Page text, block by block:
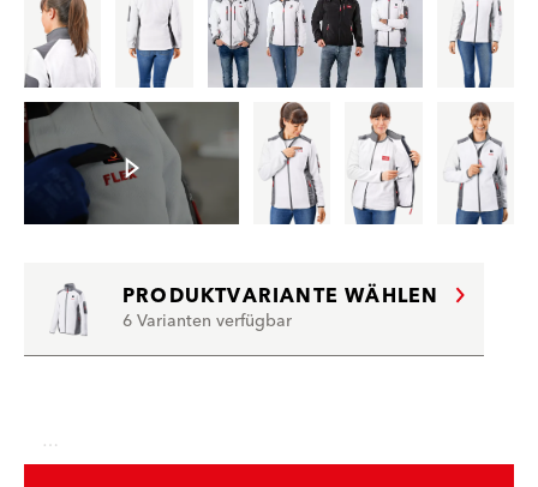
PRODUKTVARIANTE WÄHLEN
6 Varianten verfügbar
…